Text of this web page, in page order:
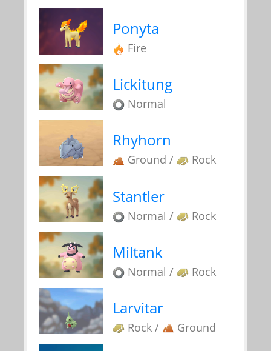
Ponyta
Fire
Lickitung
Normal
Rhyhorn
Ground / Rock
Stantler
Normal / Rock
Miltank
Normal / Rock
Larvitar
Rock / Ground